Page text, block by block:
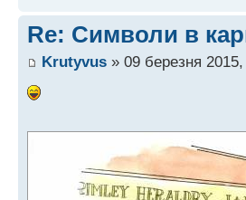
Re: Символи в
Krutyvus » 09 березня